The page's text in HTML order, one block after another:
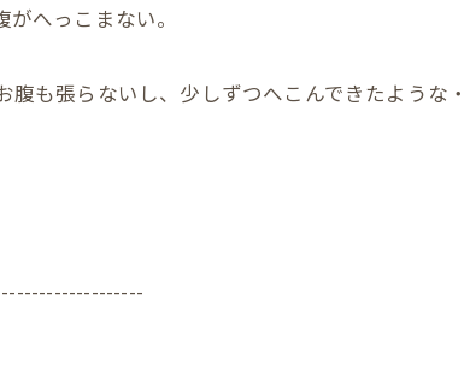
へっこまない。
も張らないし、少しずつへこんできたような・